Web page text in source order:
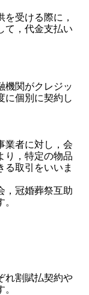
受ける際に，
て，代金支払い
機関がクレジッ
に個別に契約し
業者に対し，会
り，特定の物品
る取引をいいま
，冠婚葬祭互助
れ割賦払契約や